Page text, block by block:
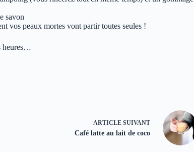
savon
vos peaux mortes vont partir toutes seules !
heures…
ARTICLESUIVANT
Café latte au lait de coco